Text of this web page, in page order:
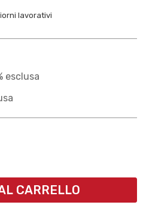
lavorativi
esclusa
CARRELLO